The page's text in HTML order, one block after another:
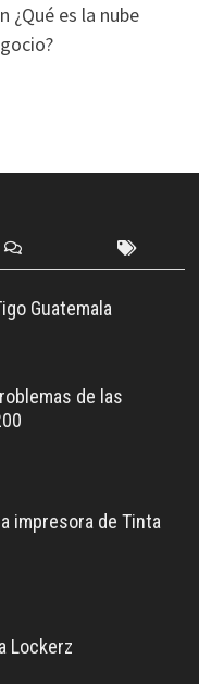
¿Qué es la nube
Guatemala
de las
impresora de Tinta
Lockerz